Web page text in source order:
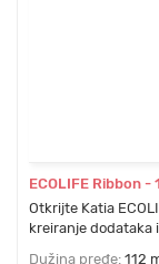
ECOLIFE Ribbon -
Otkrijte Katia
kreiranje dodataka
Dužina pređe: 112